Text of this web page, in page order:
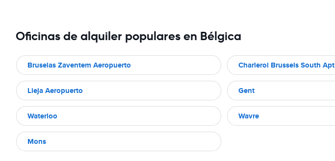
Oficinas de alquiler populares en Bélgica
Bruselas Zaventem Aeropuerto Charleroi Brussels South Apt
Lieja Aeropuerto Gent
Waterloo Wavre
Mons